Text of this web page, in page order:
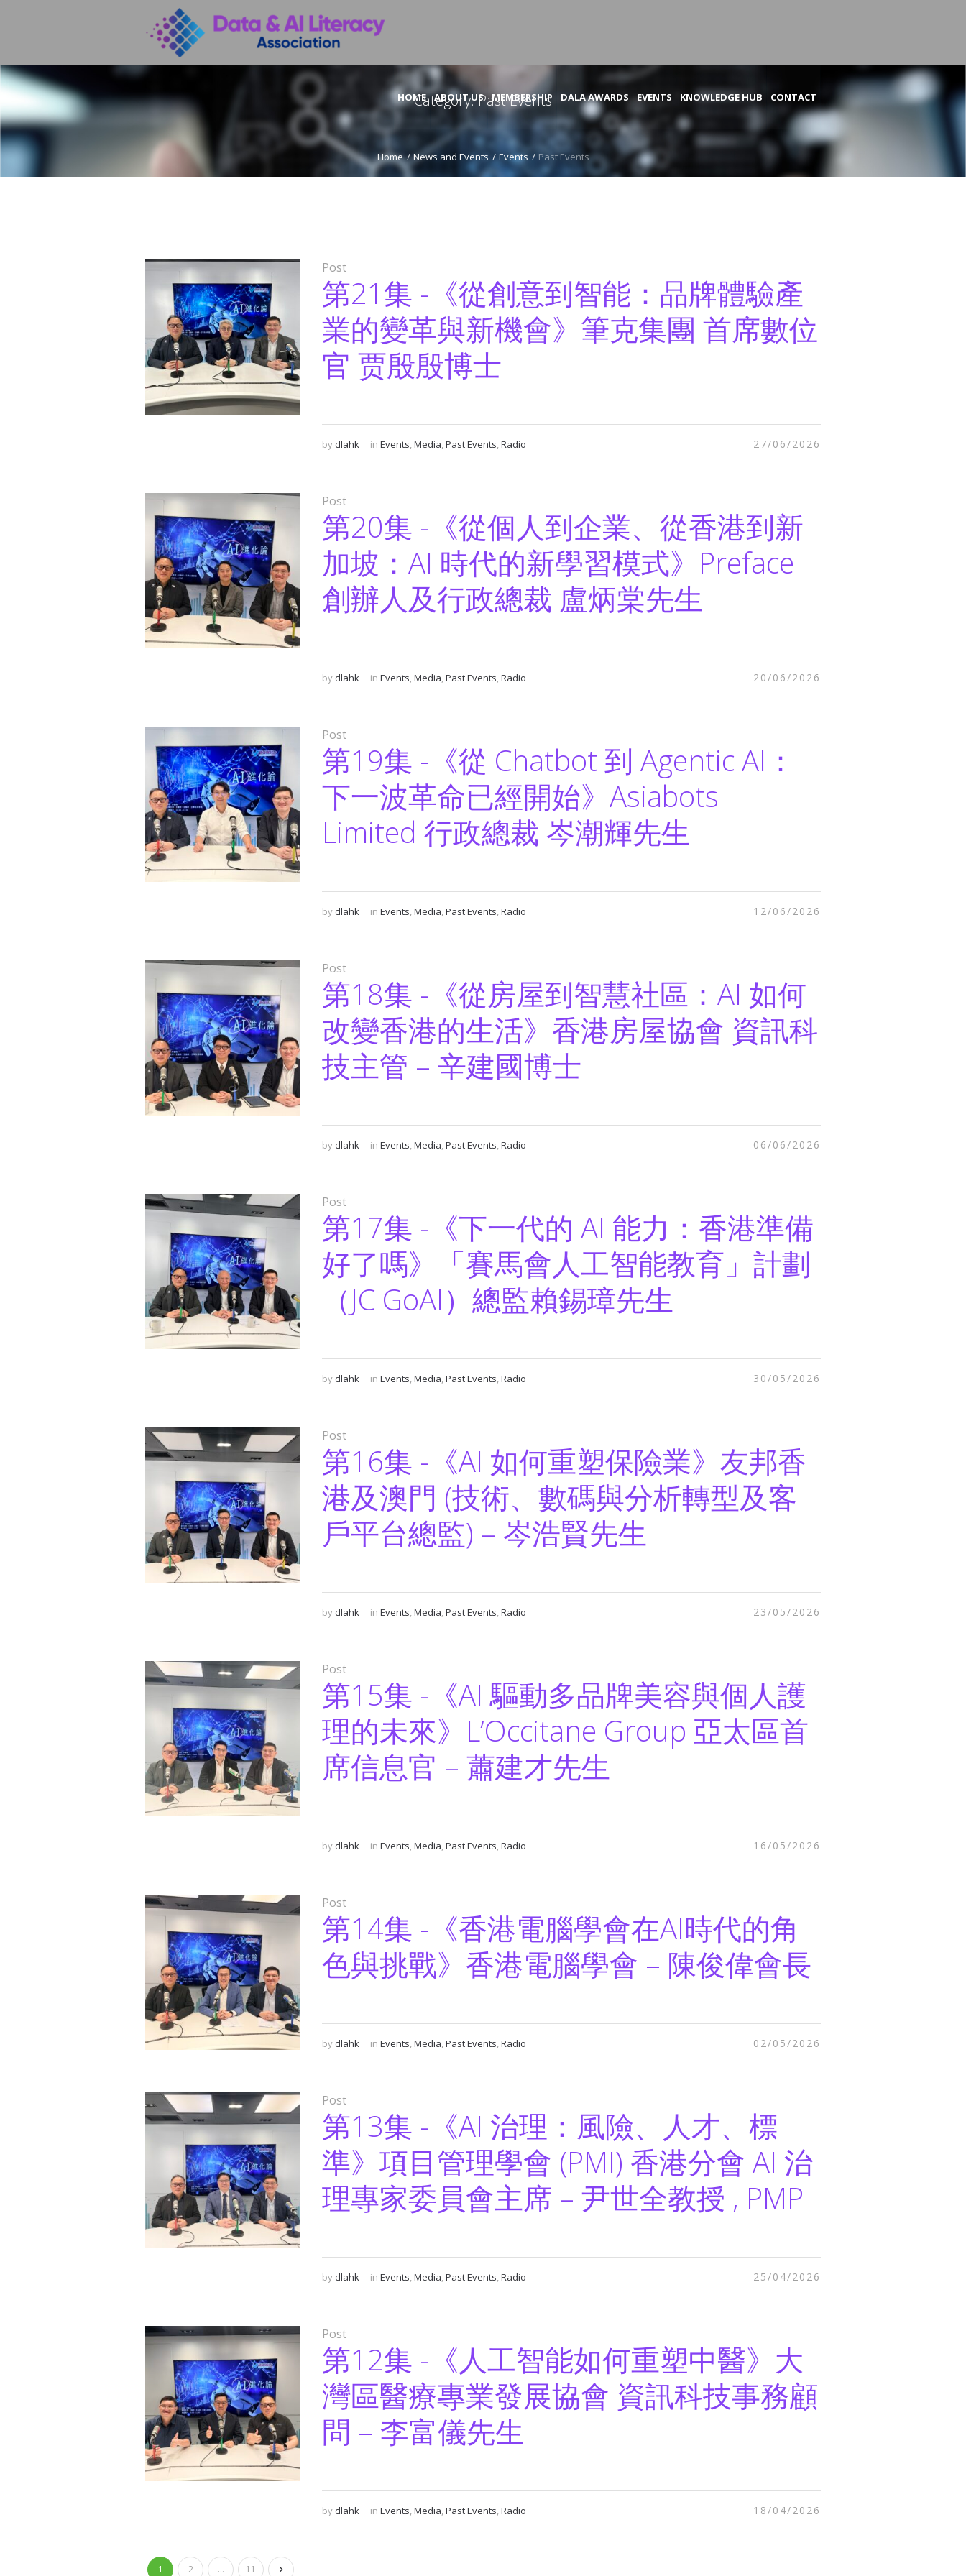
HOME ABOUT US MEMBERSHIP DALA AWARDS EVENTS KNOWLEDGE HUB CONTACT
Category:Past Events
Home /News and Events / Events / Past Events
Post
第21集 -《從創意到智能：品牌體驗產
業的變革與新機會》筆克集團 首席數位
官 贾殷殷博士
by dlahk inEvents,Media,Past Events,Radio 27/06/2026
Post
第20集 -《從個人到企業、從香港到新
加坡：AI 時代的新學習模式》Preface
創辦人及行政總裁 盧炳棠先生
by dlahk inEvents,Media,Past Events,Radio 20/06/2026
Post
第19集 -《從 Chatbot 到 Agentic AI：
下一波革命已經開始》Asiabots
Limited 行政總裁 岑潮輝先生
by dlahk inEvents,Media,Past Events,Radio 12/06/2026
Post
第18集 -《從房屋到智慧社區：AI 如何
改變香港的生活》香港房屋協會 資訊科
技主管 – 辛建國博士
by dlahk inEvents,Media,Past Events,Radio 06/06/2026
Post
第17集 -《下一代的 AI 能力：香港準備
好了嗎》「賽馬會人工智能教育」計劃
（JC GoAI）總監賴錫璋先生
by dlahk inEvents,Media,Past Events,Radio 30/05/2026
Post
第16集 -《AI 如何重塑保險業》友邦香
港及澳門 (技術、數碼與分析轉型及客
戶平台總監) – 岑浩賢先生
by dlahk inEvents,Media,Past Events,Radio 23/05/2026
Post
第15集 -《AI 驅動多品牌美容與個人護
理的未來》L’Occitane Group 亞太區首
席信息官 – 蕭建才先生
by dlahk inEvents,Media,Past Events,Radio 16/05/2026
Post
第14集 -《香港電腦學會在AI時代的角
色與挑戰》香港電腦學會 – 陳俊偉會長
by dlahk inEvents,Media,Past Events,Radio 02/05/2026
Post
第13集 -《AI 治理：風險、人才、標
準》項目管理學會 (PMI) 香港分會 AI 治
理專家委員會主席 – 尹世全教授 , PMP
by dlahk inEvents,Media,Past Events,Radio 25/04/2026
Post
第12集 -《人工智能如何重塑中醫》大
灣區醫療專業發展協會 資訊科技事務顧
問 – 李富儀先生
by dlahk inEvents,Media,Past Events,Radio 18/04/2026
1 2 … 11